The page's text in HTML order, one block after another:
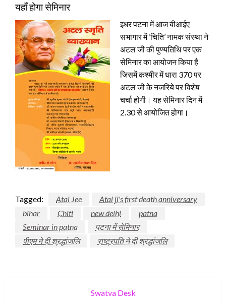
यहाँ होगा सेमिनार
इधर पटना में आज बीआईए
सभागार में ‘चिति’ नामक संस्था ने
अटल जी की पुण्यतिथि पर एक
सेमिनार का आयोजन किया है
जिसमें कश्मीर में धारा 370 पर
अटल जी के नजरिये पर विशेष
चर्चा होगी। यह सेमिनार दिन में
2.30 से आयोजित होगा।
Tagged: Atal Jee
Atal ji's first death anniversary
bihar
Chiti new delhi
patna
Seminar in patna
पटना में सेमिनार
पीएम ने दी श्रद्धांजलि
राष्ट्रपति ने दी श्रद्धांजलि
Swatva Desk